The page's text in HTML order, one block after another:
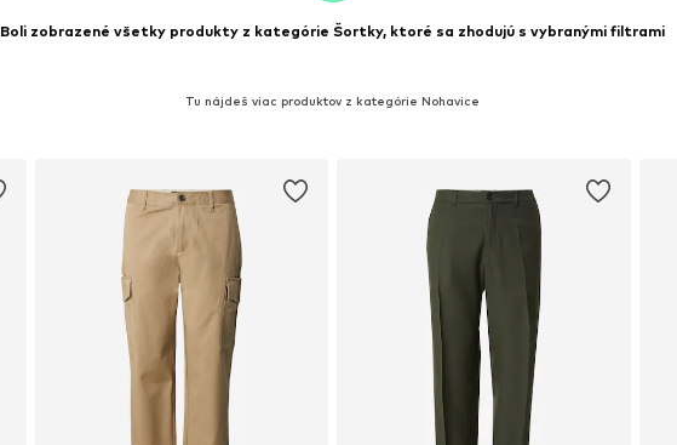
Boli zobrazené všetky produkty z kategórie Šortky, ktoré sa zhodujú s vybranými filtrami
Tu nájdeš viac produktov z kategórie Nohavice